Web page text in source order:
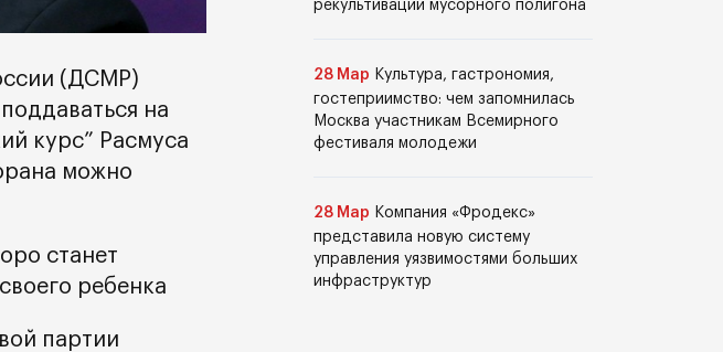
(ДСМР)
на
курс” Расмуса
можно
станет
ребенка
партии
рекультивации мусорного полигона
28 Мар Культура, гастрономия,
гостеприимство: чем запомнилась
Москва участникам Всемирного
фестиваля молодежи
28 Мар Компания «Фродекс»
представила новую систему
управления уязвимостями больших
инфраструктур